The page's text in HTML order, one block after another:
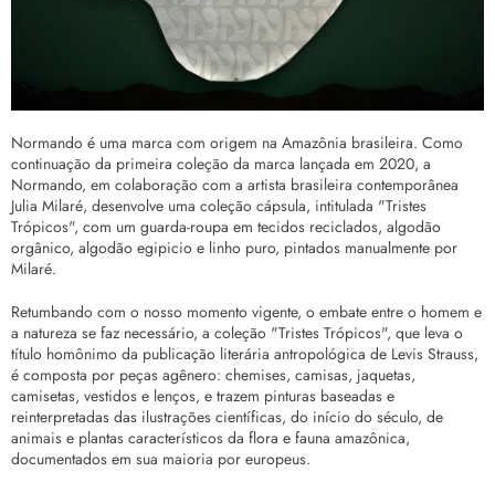
Normando é uma marca com origem na Amazônia brasileira. Como
continuação da primeira coleção da marca lançada em 2020, a
Normando, em colaboração com a artista brasileira contemporânea
Julia Milaré, desenvolve uma coleção cápsula, intitulada "Tristes
Trópicos", com um guarda-roupa em tecidos reciclados, algodão
orgânico, algodão egipicio e linho puro, pintados manualmente por
Milaré.
Retumbando com o nosso momento vigente, o embate entre o homem e
a natureza se faz necessário, a coleção "Tristes Trópicos", que leva o
título homônimo da publicação literária antropológica de Levis Strauss,
é composta por peças agênero: chemises, camisas, jaquetas,
camisetas, vestidos e lenços, e trazem pinturas baseadas e
reinterpretadas das ilustrações científicas, do início do século, de
animais e plantas característicos da flora e fauna amazônica,
documentados em sua maioria por europeus.